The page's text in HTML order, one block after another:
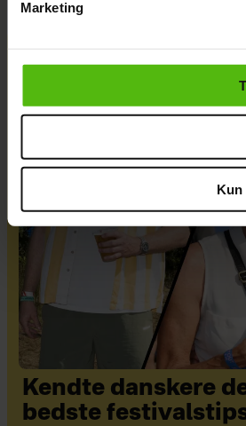
Marketing
Kun
Kendte danskere
bedste